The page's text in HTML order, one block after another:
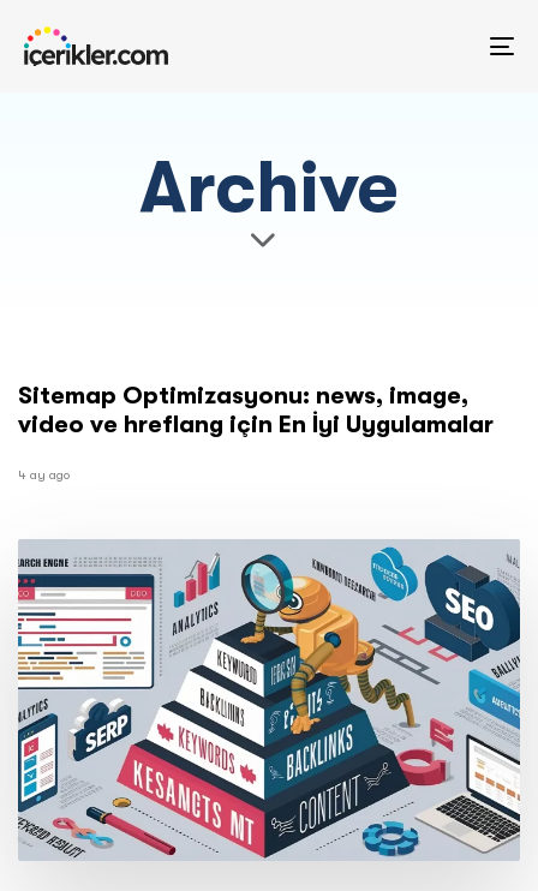
Archive
Sitemap Optimizasyonu: news, image,
video ve hreflang için En İyi Uygulamalar
4 ay ago